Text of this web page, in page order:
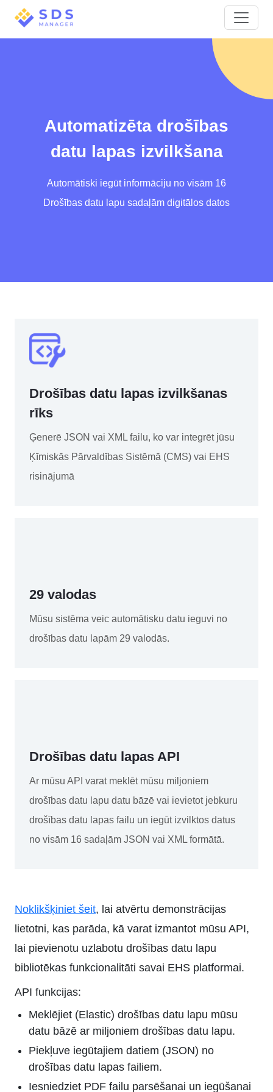
Automatizēta drošības
datu lapas izvilkšana
Automātiski iegūt informāciju no visām 16
Drošības datu lapu sadaļām digitālos datos
Drošības datu lapas izvilkšanas
rīks
Ģenerē JSON vai XML failu, ko var integrēt jūsu
Ķīmiskās Pārvaldības Sistēmā (CMS) vai EHS
risinājumā
29 valodas
Mūsu sistēma veic automātisku datu ieguvi no
drošības datu lapām 29 valodās.
Drošības datu lapas API
Ar mūsu API varat meklēt mūsu miljoniem
drošības datu lapu datu bāzē vai ievietot jebkuru
drošības datu lapas failu un iegūt izvilktos datus
no visām 16 sadaļām JSON vai XML formātā.
Noklikšķiniet šeit, lai atvērtu demonstrācijas
lietotni, kas parāda, kā varat izmantot mūsu API,
lai pievienotu uzlabotu drošības datu lapu
bibliotēkas funkcionalitāti savai EHS platformai.
API funkcijas:
Meklējiet (Elastic) drošības datu lapu mūsu
datu bāzē ar miljoniem drošības datu lapu.
Piekļuve iegūtajiem datiem (JSON) no
drošības datu lapas failiem.
Iesniedziet PDF failu parsēšanai un iegūšanai